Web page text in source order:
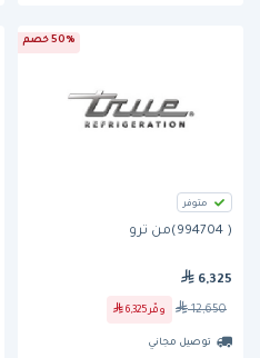
50% خصم
متوفر
( 994704)من ترو
6,325
12,650 وفّر 6,325
توصيل مجاني